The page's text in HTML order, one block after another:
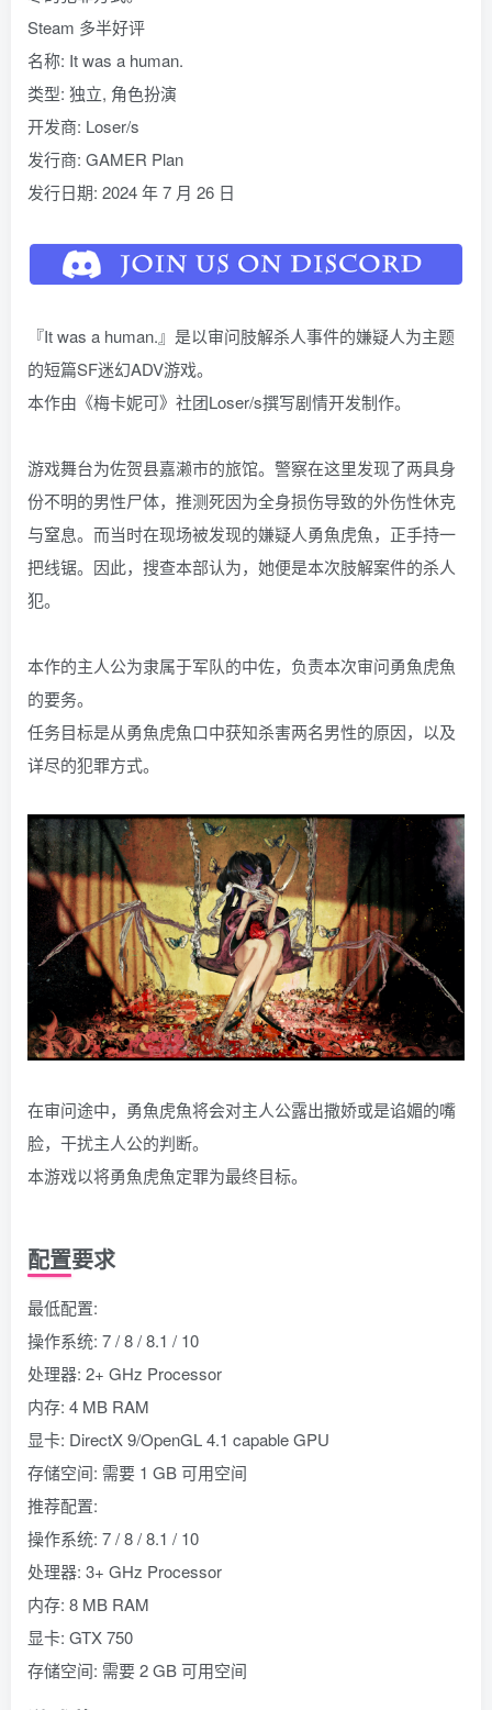
Steam 多半好评
名称: It was a human.
类型: 独立, 角色扮演
开发商: Loser/s
发行商: GAMER Plan
发行日期: 2024 年 7 月 26 日
『It was a human.』是以审问肢解杀人事件的嫌疑人为主题
的短篇SF迷幻ADV游戏。
本作由《梅卡妮可》社团Loser/s撰写剧情开发制作。
游戏舞台为佐贺县嘉濑市的旅馆。警察在这里发现了两具身
份不明的男性尸体，推测死因为全身损伤导致的外伤性休克
与窒息。而当时在现场被发现的嫌疑人勇魚虎魚，正手持一
把线锯。因此，搜查本部认为，她便是本次肢解案件的杀人
犯。
本作的主人公为隶属于军队的中佐，负责本次审问勇魚虎魚
的要务。
任务目标是从勇魚虎魚口中获知杀害两名男性的原因，以及
详尽的犯罪方式。
在审问途中，勇魚虎魚将会对主人公露出撒娇或是谄媚的嘴
脸，干扰主人公的判断。
本游戏以将勇魚虎魚定罪为最终目标。
配置要求
最低配置:
操作系统: 7 / 8 / 8.1 / 10
处理器: 2+ GHz Processor
内存: 4 MB RAM
显卡: DirectX 9/OpenGL 4.1 capable GPU
存储空间: 需要 1 GB 可用空间
推荐配置:
操作系统: 7 / 8 / 8.1 / 10
处理器: 3+ GHz Processor
内存: 8 MB RAM
显卡: GTX 750
存储空间: 需要 2 GB 可用空间